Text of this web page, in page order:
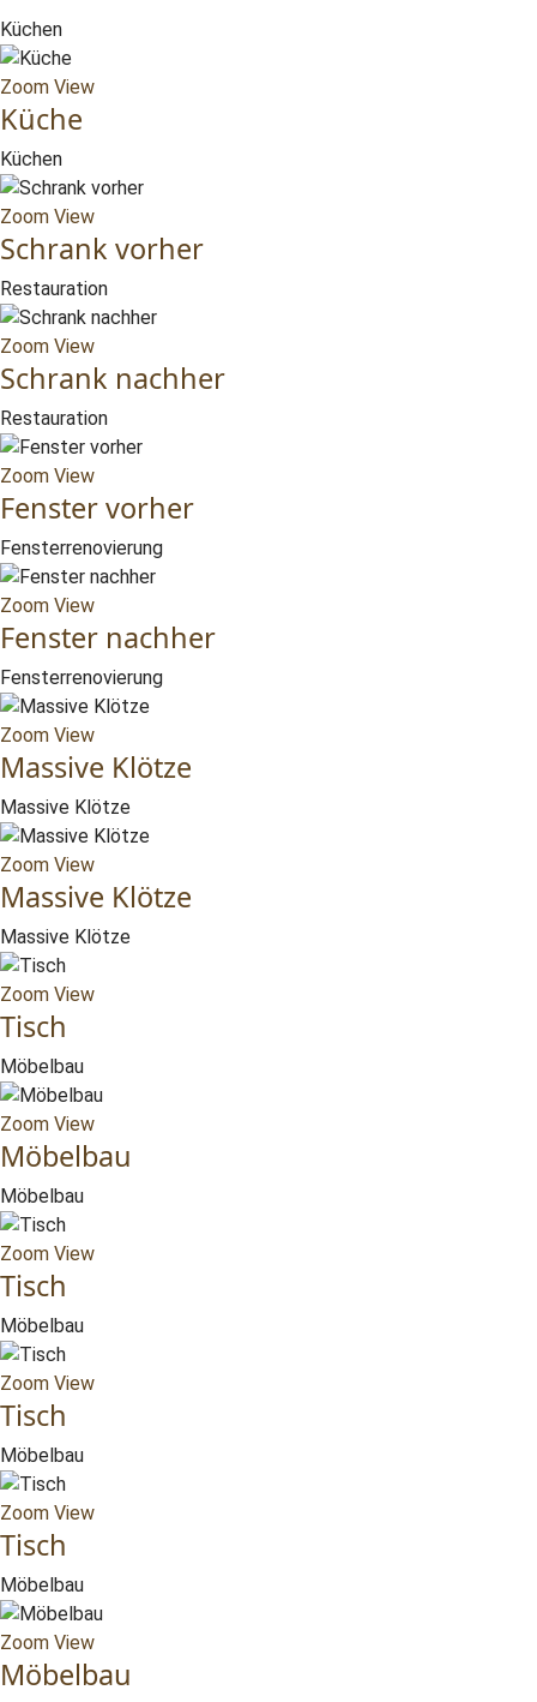
Küchen
Zoom View
Küche
Küchen
Zoom View
Schrank vorher
Restauration
Zoom View
Schrank nachher
Restauration
Zoom View
Fenster vorher
Fensterrenovierung
Zoom View
Fenster nachher
Fensterrenovierung
Zoom View
Massive Klötze
Massive Klötze
Zoom View
Massive Klötze
Massive Klötze
Zoom View
Tisch
Möbelbau
Zoom View
Möbelbau
Möbelbau
Zoom View
Tisch
Möbelbau
Zoom View
Tisch
Möbelbau
Zoom View
Tisch
Möbelbau
Zoom View
Möbelbau